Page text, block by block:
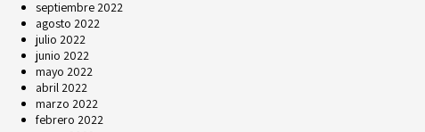
septiembre 2022
agosto 2022
julio 2022
junio 2022
mayo 2022
abril 2022
marzo 2022
febrero 2022